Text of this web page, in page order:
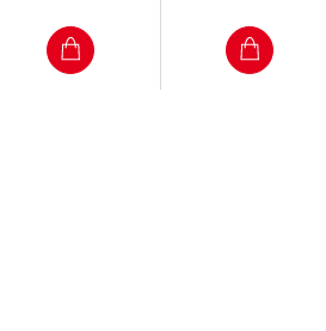
gefragt
Zinssatz oder Zinsen?